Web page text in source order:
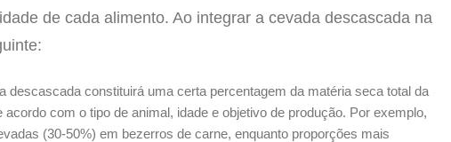
de cada alimento. Ao integrar a cevada descascada na
descascada constituirá uma certa percentagem da matéria seca total da
com o tipo de animal, idade e objetivo de produção. Por exemplo,
(30-50%) em bezerros de carne, enquanto proporções mais